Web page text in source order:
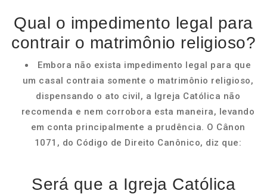
Qual o impedimento legal para
contrair o matrimônio religioso?
Embora não exista impedimento legal para que
um casal contraia somente o matrimônio religioso,
dispensando o ato civil, a Igreja Católica não
recomenda e nem corrobora esta maneira, levando
em conta principalmente a prudência. O Cânon
1071, do Código de Direito Canônico, diz que:
Será que a Igreja Católica